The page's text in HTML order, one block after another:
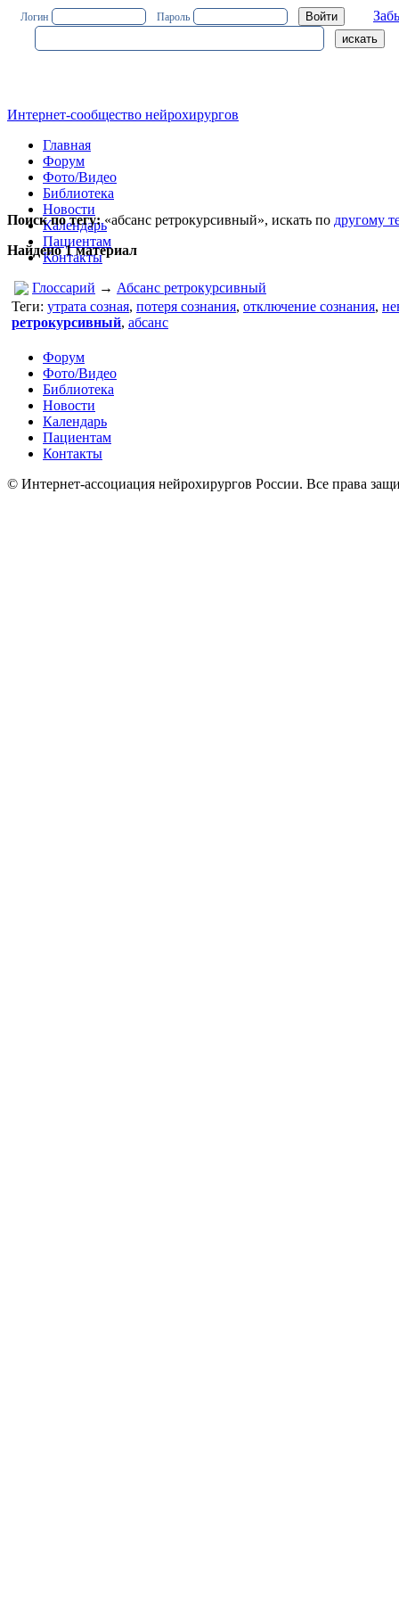
Логин Пароль
Интернет-сообщество нейрохирургов
Главная
Форум
Фото/Видео
Библиотека
Новости
Календарь
Пациентам
Контакты
Поиск по тегу:«абсанс ретрокурсивный», искать по другому
Найдено 1 материал
Глоссарий → Абсанс ретрокурсивный
Теги: утрата созная, потеря сознания, отключение сознания,
ретрокурсивный, абсанс
Форум
Фото/Видео
Библиотека
Новости
Календарь
Пациентам
Контакты
© Интернет-ассоциация нейрохирургов России. Все права